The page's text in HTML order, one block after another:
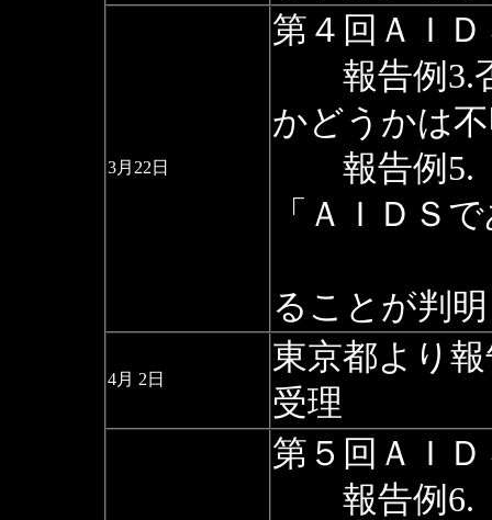
3月22日
第４回ＡＩ
報告例3.否
かどうかは
報告例5.（
「ＡＩＤＳ
ることが判
4月 2日
東京都より
受理
第５回ＡＩ
報告例6.（